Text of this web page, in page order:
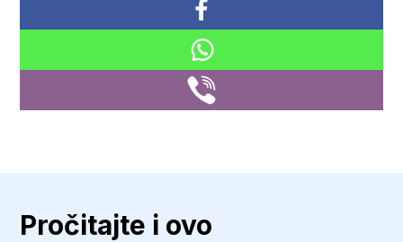
Pročitajte i ovo